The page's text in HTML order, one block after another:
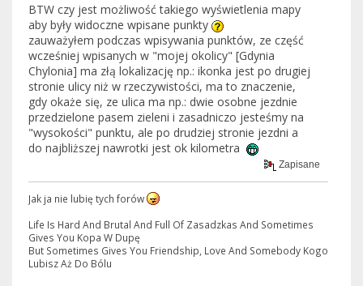
BTW czy jest możliwość takiego wyświetlenia mapy
aby były widoczne wpisane punkty
zauważyłem podczas wpisywania punktów, ze część
wcześniej wpisanych w "mojej okolicy" [Gdynia
Chylonia] ma złą lokalizację np.: ikonka jest po drugiej
stronie ulicy niż w rzeczywistości, ma to znaczenie,
gdy okaże się, ze ulica ma np.: dwie osobne jezdnie
przedzielone pasem zieleni i zasadniczo jesteśmy na
"wysokości" punktu, ale po drudziej stronie jezdni a
do najbliższej nawrotki jest ok kilometra
Zapisane
Jak ja nie lubię tych forów
Life Is Hard And Brutal And Full Of Zasadzkas And Sometimes
Gives You Kopa W Dupę
But Sometimes Gives You Friendship, Love And Somebody Kogo
Lubisz Aż Do Bólu